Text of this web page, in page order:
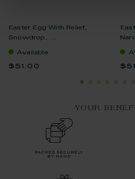
Easter Egg With Relief,
Snowdrop, ...
Available
$51.00
YOUR
packed securely
by hand